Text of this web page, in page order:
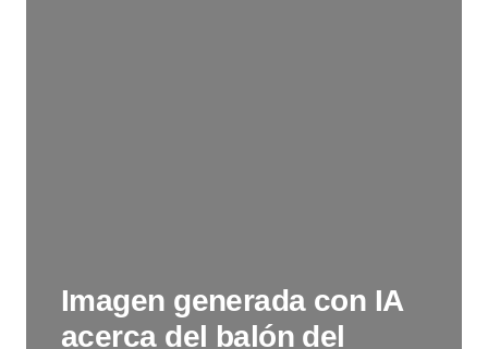
Imagen generada con IA
acerca del balón del